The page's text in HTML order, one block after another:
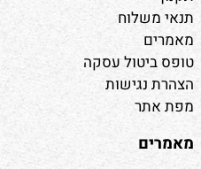
תנאי משלוח
מאמרים
טופס ביטול עסקה
הצהרת נגישות
מפת אתר
מאמרים